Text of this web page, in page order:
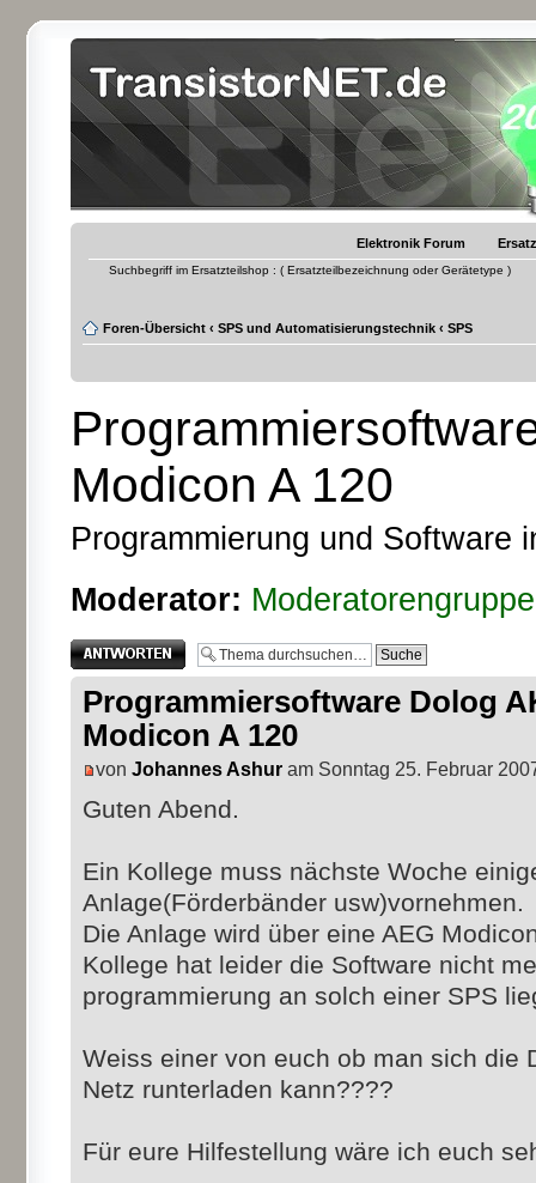
Elektronik Forum
Suchbegriff im Ersatzteilshop : ( Ersatzteilbezeichnung oder Gerätetype )
Foren-Übersicht ‹ SPS und Automatisierungstechnik ‹ SPS
Modicon A 120
Programmierung und Software
Moderator: Moderatorengruppe
Antwort erstellen
Programmiersoftware Dolog
Modicon A 120
von Johannes Ashur am Sonntag 25. Februar
Guten Abend.
Ein Kollege muss nächste Woche
Anlage(Förderbänder usw)vornehmen.
Die Anlage wird über eine AEG
Kollege hat leider die Software nicht
programmierung an solch einer SPS
Weiss einer von euch ob man sich die
Netz runterladen kann????
Für eure Hilfestellung wäre ich euch